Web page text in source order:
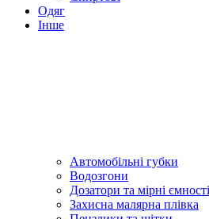
Одяг
Інше
Автомобільні губки
Водозгони
Дозатори та мірні ємності
Захисна малярна плівка